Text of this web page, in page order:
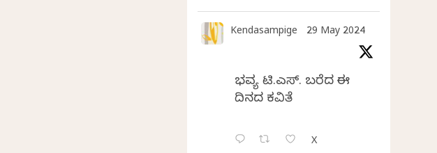
Kendasampige 29 May 2024
ಭವ್ಯ ಟಿ.ಎಸ್. ಬರೆದ ಈ
ದಿನದ ಕವಿತೆ
X